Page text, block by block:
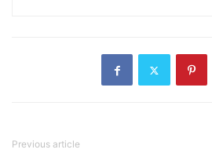
Previous article